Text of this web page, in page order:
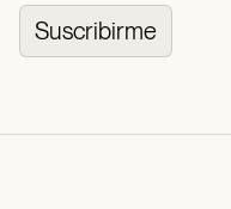
Suscribirme